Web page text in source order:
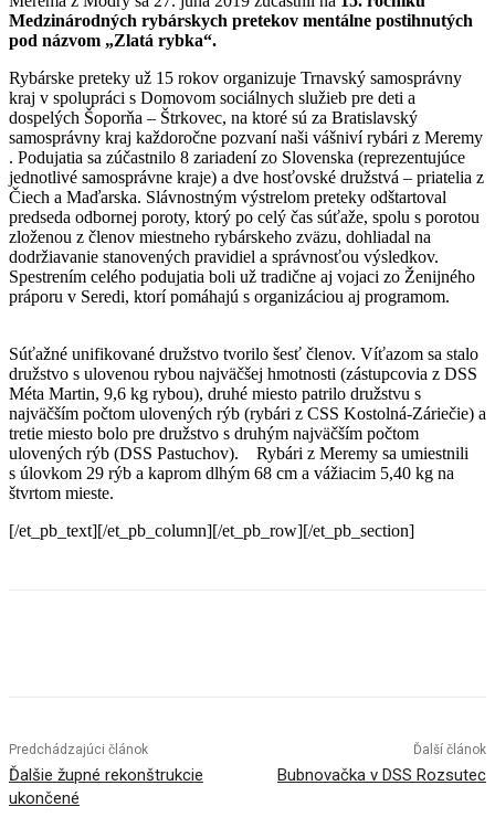
Medzinárodných rybárskych pretekov mentálne postihnutých
pod názvom „Zlatá rybka“.
Rybárske preteky už 15 rokov organizuje Trnavský samosprávny
kraj v spolupráci s Domovom sociálnych služieb pre deti a
dospelých Šoporňa – Štrkovec, na ktoré sú za Bratislavský
samosprávny kraj každoročne pozvaní naši vášniví rybári z Meremy
. Podujatia sa zúčastnilo 8 zariadení zo Slovenska (reprezentujúce
jednotlivé samosprávne kraje) a dve hosťovské družstvá – priatelia z
Čiech a Maďarska. Slávnostným výstrelom preteky odštartoval
predseda odbornej poroty, ktorý po celý čas súťaže, spolu s porotou
zloženou z členov miestneho rybárskeho zväzu, dohliadal na
dodržiavanie stanovených pravidiel a správnosťou výsledkov.
Spestrením celého podujatia boli už tradične aj vojaci zo Ženijného
práporu v Seredi, ktorí pomáhajú s organizáciou aj programom.
Súťažné unifikované družstvo tvorilo šesť členov. Víťazom sa stalo
družstvo s ulovenou rybou najväčšej hmotnosti (zástupcovia z DSS
Méta Martin, 9,6 kg rybou), druhé miesto patrilo družstvu s
najväčším počtom ulovených rýb (rybári z CSS Kostolná-Záriečie) a
tretie miesto bolo pre družstvo s druhým najväčším počtom
ulovených rýb (DSS Pastuchov). Rybári z Meremy sa umiestnili
s úlovkom 29 rýb a kaprom dlhým 68 cm a vážiacim 5,40 kg na
štvrtom mieste.
[/et_pb_text][/et_pb_column][/et_pb_row][/et_pb_section]
Predchádzajúci článok
Ďalšie župné rekonštrukcie
ukončené
Ďalší článok
Bubnovačka v DSS Rozsutec